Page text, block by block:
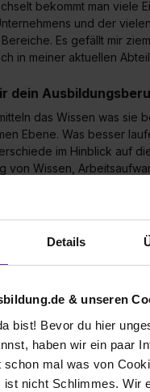
Details
& unseren
bist! Bevor du hier
haben wir ein paar
schon mal was von
ist nicht Schlimmes. Wir
bekommt man viele
und der vielen
Es gefällt mir
in meiner aktuellen
dein
das Wissen was sie
Ebene. Was besser
im Hinblick auf
von Wissen,
total entspannt und es
ist auf einer
ist streng und total
macht das lernen
Im Hinblick auf die
Ausbilder wirft dir die
bewertet.
Berufsausbildung